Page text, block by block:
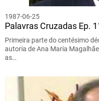
1987-06-25
Palavras Cruzadas Ep.
Primeira parte do centésimo
autoria de Ana Maria
as…